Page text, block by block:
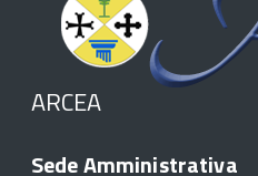
ARCEA
Sede Amministrativa